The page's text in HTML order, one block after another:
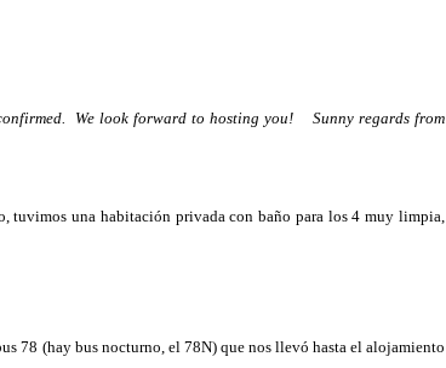
We look forward to hosting you! Sunny regards from
tuvimos una habitación privada con baño para los 4 muy limpia,
78 (hay bus nocturno, el 78N) que nos llevó hasta el alojamiento